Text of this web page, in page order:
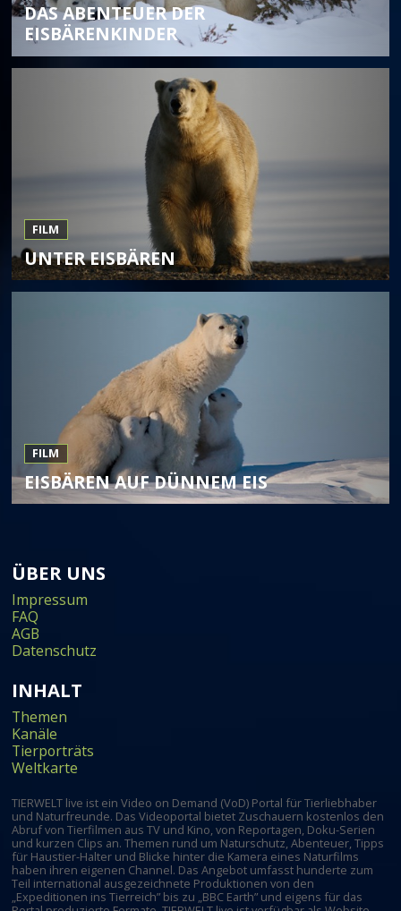
DAS ABENTEUER DER
EISBÄRENKINDER
FILM
UNTER EISBÄREN
FILM
EISBÄREN AUF DÜNNEM EIS
ÜBER UNS
Impressum
FAQ
AGB
Datenschutz
INHALT
Themen
Kanäle
Tierporträts
Weltkarte
TIERWELT live ist ein Video on Demand (VoD) Portal für Tierliebhaber
und Naturfreunde. Das Videoportal bietet Zuschauern kostenlos den
Abruf von Tierfilmen aus TV und Kino, von Reportagen, Doku-Serien
und kurzen Clips an. Themen rund um Naturschutz, Abenteuer, Tipps
für Haustier-Halter und Blicke hinter die Kamera eines Naturfilms
haben ihren eigenen Channel. Das Angebot umfasst hunderte zum
Teil international ausgezeichnete Produktionen von den
„Expeditionen ins Tierreich” bis zu „BBC Earth” und eigens für das